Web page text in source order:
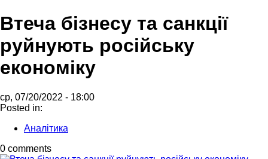
Втеча бізнесу та санкції
руйнують російську
економіку
ср, 07/20/2022 - 18:00
Posted in:
Аналітика
0 comments